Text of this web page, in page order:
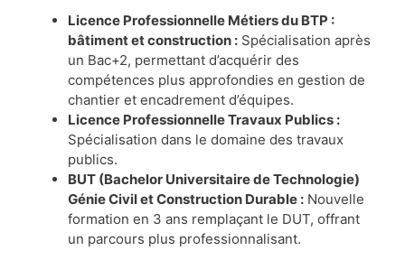
Licence Professionnelle Métiers du BTP :
bâtiment et construction : Spécialisation après
un Bac+2, permettant d’acquérir des
compétences plus approfondies en gestion de
chantier et encadrement d’équipes.
Licence Professionnelle Travaux Publics :
Spécialisation dans le domaine des travaux
publics.
BUT (Bachelor Universitaire de Technologie)
Génie Civil et Construction Durable : Nouvelle
formation en 3 ans remplaçant le DUT, offrant
un parcours plus professionnalisant.